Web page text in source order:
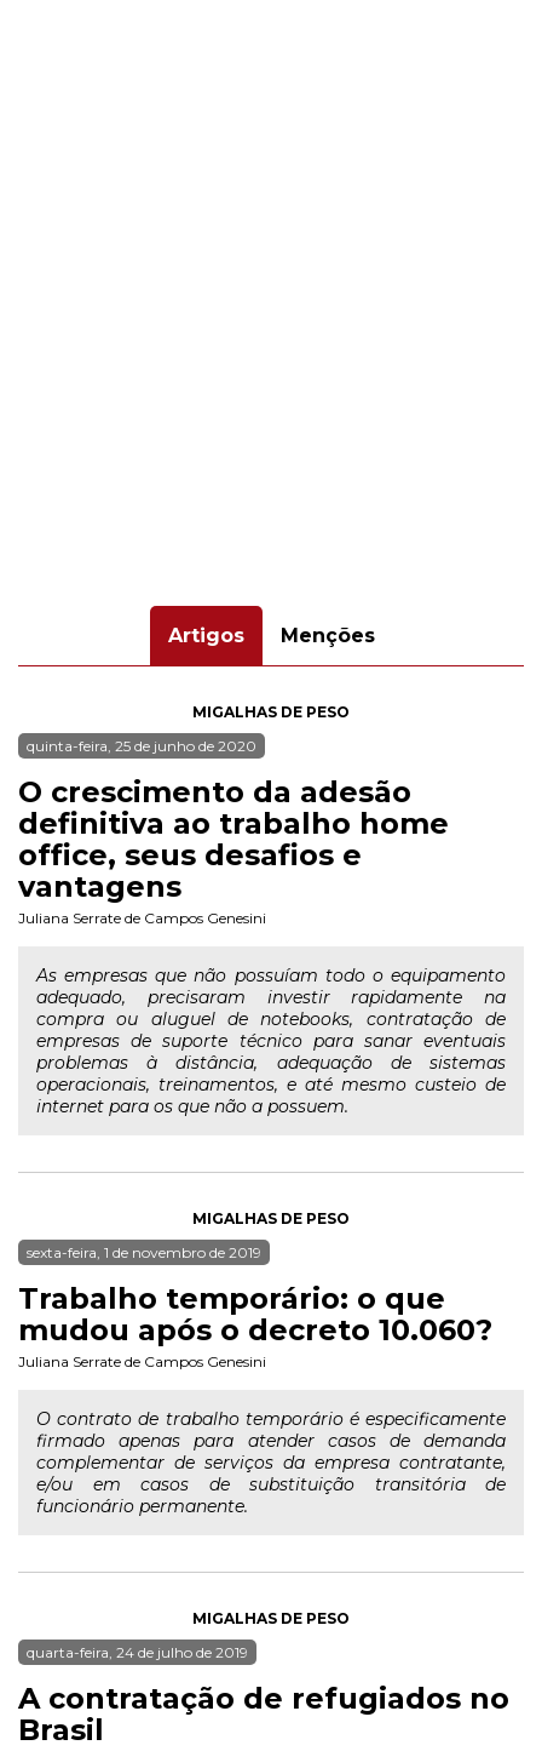
Artigos Menções
MIGALHAS DE PESO
quinta-feira, 25 de junho de 2020
O crescimento da adesão
definitiva ao trabalho home
office, seus desafios e
vantagens
Juliana Serrate de Campos Genesini
As empresas que não possuíam todo o equipamento
adequado, precisaram investir rapidamente na
compra ou aluguel de notebooks, contratação de
empresas de suporte técnico para sanar eventuais
problemas à distância, adequação de sistemas
operacionais, treinamentos, e até mesmo custeio de
internet para os que não a possuem.
MIGALHAS DE PESO
sexta-feira, 1 de novembro de 2019
Trabalho temporário: o que
mudou após o decreto 10.060?
Juliana Serrate de Campos Genesini
O contrato de trabalho temporário é especificamente
firmado apenas para atender casos de demanda
complementar de serviços da empresa contratante,
e/ou em casos de substituição transitória de
funcionário permanente.
MIGALHAS DE PESO
quarta-feira, 24 de julho de 2019
A contratação de refugiados no
Brasil